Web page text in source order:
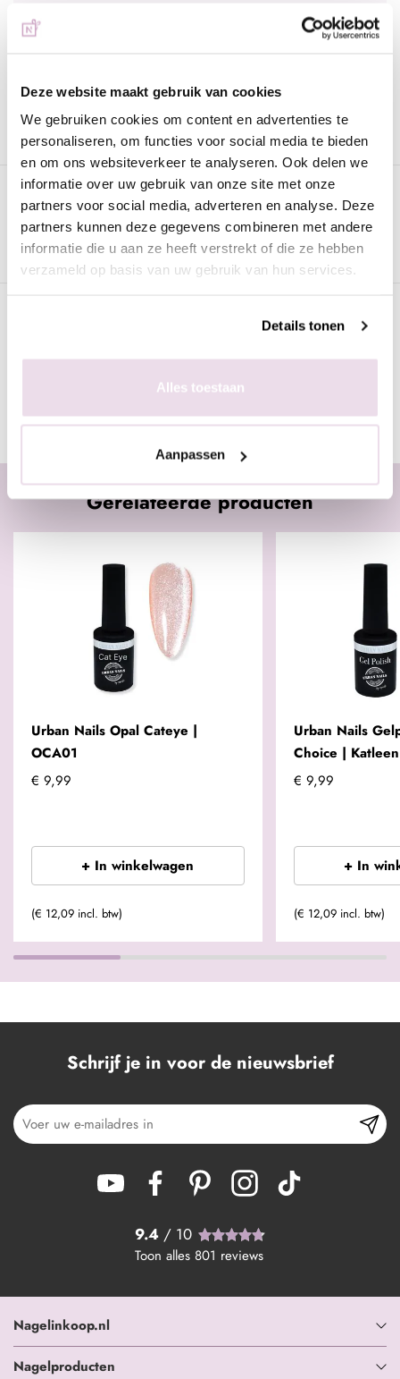
Deze website maakt gebruik van cookies
We gebruiken cookies om content en advertenties te
personaliseren, om functies voor social media te bieden
en om ons websiteverkeer te analyseren. Ook delen we
informatie over uw gebruik van onze site met onze
partners voor social media, adverteren en analyse. Deze
partners kunnen deze gegevens combineren met andere
informatie die u aan ze heeft verstrekt of die ze hebben
verzameld op basis van uw gebruik van hun services.
Details tonen
Alles toestaan
Aanpassen
= vandaag verzonden
Omschrijving
Blue Monday Kit Limited Edition
Deze kit bevat 2 mooie blauwe kleuren gelpolish. Op is op!
Blauwe Gellak Urban Nails Gel Polish TPO
Gerelateerde producten
Urban Nails Opal Cateye |
OCA01
€ 9,99
+ In winkelwagen
(€ 12,09 incl. btw)
Urban Nails
Choice | Katleen
€ 9,99
+ In
(€ 12,09 incl. btw)
Schrijf je in voor de nieuwsbrief
9.4 / 10
Toon alles 801 reviews
Nagelinkoop.nl
Nagelproducten